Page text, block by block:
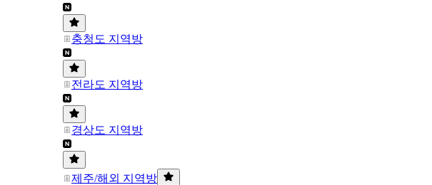
충청도 지역방
전라도 지역방
경상도 지역방
제주/해외 지역방